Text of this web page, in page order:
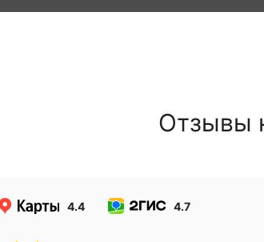
Отзывы
4.4 4.7